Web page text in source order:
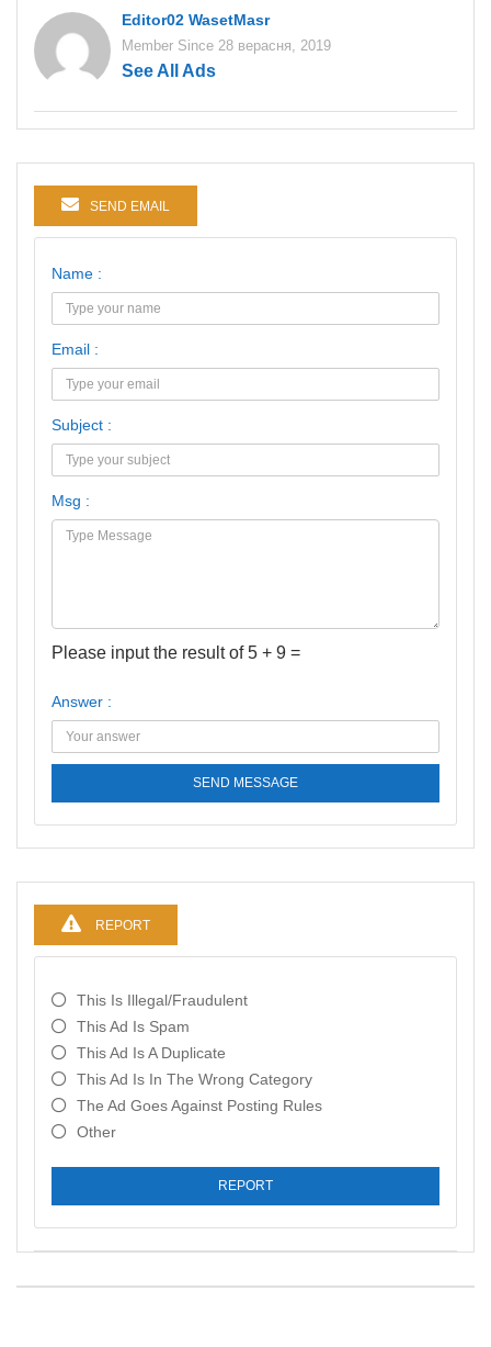
Editor02 WasetMasr
Member Since 28 верасня, 2019
See All Ads
SEND EMAIL
Name :
Email :
Subject :
Msg :
Please input the result of 5 + 9 =
Answer :
SEND MESSAGE
REPORT
This Is Illegal/fraudulent
This Ad Is Spam
This Ad Is A Duplicate
This Ad Is In The Wrong Category
The Ad Goes Against Posting Rules
Other
REPORT